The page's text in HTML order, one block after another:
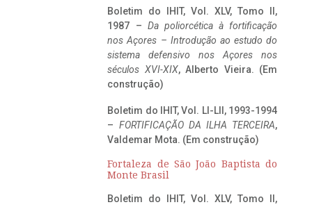
Boletim do IHIT, Vol. XLV, Tomo II,
1987 – Da poliorcética à fortificação
nos Açores – Introdução ao estudo do
sistema defensivo nos Açores nos
séculos XVI-XIX, Alberto Vieira. (Em
construção)
Boletim do IHIT, Vol. LI-LII, 1993-1994
– FORTIFICAÇÃO DA ILHA TERCEIRA,
Valdemar Mota. (Em construção)
Fortaleza de São João Baptista do
Monte Brasil
Boletim do IHIT, Vol. XLV, Tomo II,